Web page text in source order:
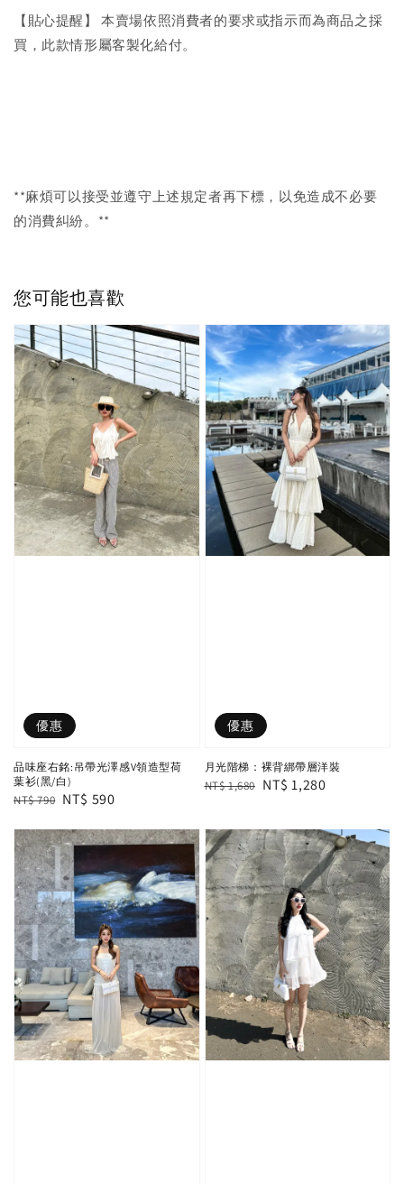
【貼心提醒】 本賣場依照消費者的要求或指示而為商品之採
買，此款情形屬客製化給付。
**麻煩可以接受並遵守上述規定者再下標，以免造成不必要
的消費糾紛。**
您可能也喜歡
優惠
品味座右銘:吊帶光澤感V領造型荷
葉衫(黑/白)
Regular
NT$ 790 Sale
NT$ 590
優惠
月光階梯：裸背綁帶層洋裝
Regular
NT$ 1,680 Sale
NT$ 1,280